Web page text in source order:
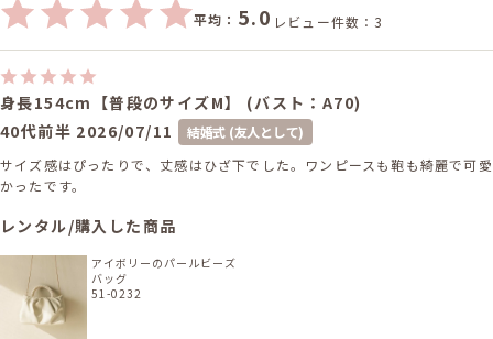
平均： 5.0 レビュー件数：3
身長154cm【普段のサイズM】 (バスト：A70)
40代前半 2026/07/11
結婚式 (友人として)
サイズ感はぴったりで、丈感はひざ下でした。ワンピースも鞄も綺麗で可愛
かったです。
レンタル/購入した商品
アイボリーのパールビーズ
バッグ
51-0232